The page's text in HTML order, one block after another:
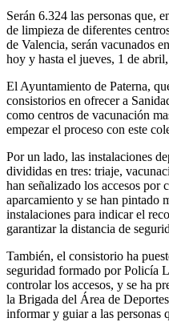
Serán 6.324 las personas que,
de limpieza de diferentes
de Valencia, serán vacunados
hoy y hasta el jueves, 1 de
El Ayuntamiento de Paterna,
consistorios en ofrecer a
como centros de vacunación
empezar el proceso con este
Por un lado, las instalaciones
divididas en tres: triaje,
han señalizado los accesos por
aparcamiento y se han pintado
instalaciones para indicar el
garantizar la distancia de
También, el consistorio ha
seguridad formado por Policía
controlar los accesos, y se ha
la Brigada del Área de
informar y guiar a las personas